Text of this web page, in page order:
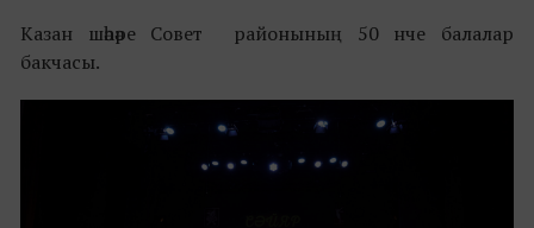
Казан шәһәре Совет районының 50 нче балалар
бакчасы.